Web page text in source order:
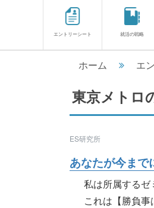
エントリーシート 就活の戦略
ホーム エ
東京メトロ
ES研究所
あなたが今まで
私は所属するゼ
これは【勝負